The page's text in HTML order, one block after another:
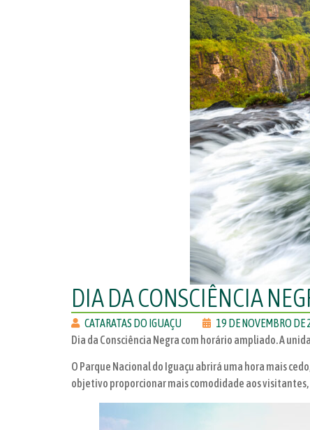
DIA DA CONSCIÊNCIA
CATARATAS DO IGUAÇU
19 DE NOVEMBRO DE
Dia da Consciência Negra com horário ampliado. A
O Parque Nacional do Iguaçu abrirá uma hora mais
objetivo proporcionar mais comodidade aos